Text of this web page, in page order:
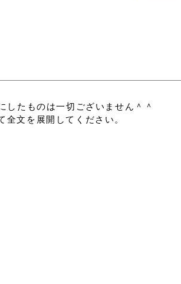
したものは一切ございません＾＾
文を展開してください。